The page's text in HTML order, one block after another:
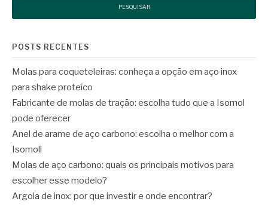
POSTS RECENTES
Molas para coqueteleiras: conheça a opção em aço inox
para shake proteíco
Fabricante de molas de tração: escolha tudo que a Isomol
pode oferecer
Anel de arame de aço carbono: escolha o melhor com a
Isomol!
Molas de aço carbono: quais os principais motivos para
escolher esse modelo?
Argola de inox: por que investir e onde encontrar?